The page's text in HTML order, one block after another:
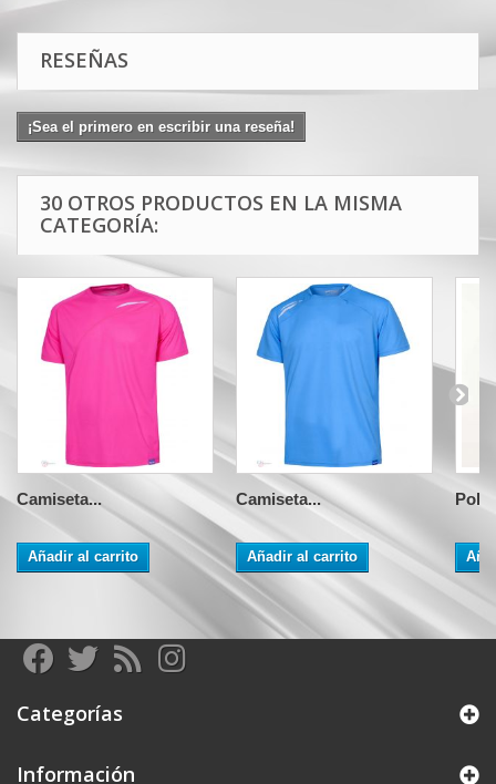
RESEÑAS
¡Sea el primero en escribir una reseña!
30 OTROS PRODUCTOS EN LA MISMA
CATEGORÍA:
Camiseta...
Añadir al carrito
Camiseta...
Añadir al carrito
Categorías
Información